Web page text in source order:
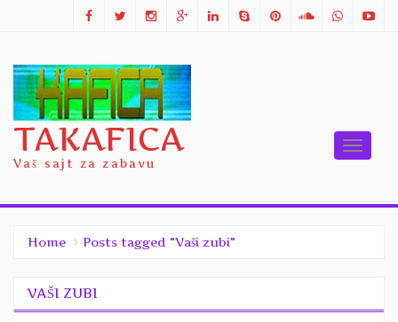
TAKAFICA
Vaš sajt za zabavu
Toggle
Home Posts tagged "Vaši zubi"
VAŠI ZUBI